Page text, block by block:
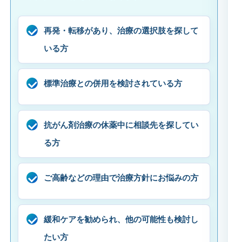
再発・転移があり、治療の選択肢を探して
いる方
標準治療との併用を検討されている方
抗がん剤治療の休薬中に相談先を探してい
る方
ご高齢などの理由で治療方針にお悩みの方
緩和ケアを勧められ、他の可能性も検討し
たい方